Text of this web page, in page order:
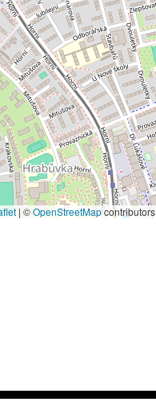
| ©OpenStreetMapcontributors